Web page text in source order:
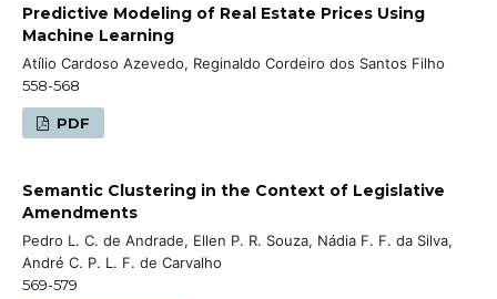
Predictive Modeling of Real Estate Prices Using
Machine Learning
Atílio Cardoso Azevedo, Reginaldo Cordeiro dos Santos Filho
558-568
PDF
Semantic Clustering in the Context of Legislative
Amendments
Pedro L. C. de Andrade, Ellen P. R. Souza, Nádia F. F. da Silva,
André C. P. L. F. de Carvalho
569-579